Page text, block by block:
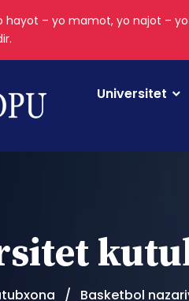
hayot – yo mamot, yo najot –
Universitet
Basketbol